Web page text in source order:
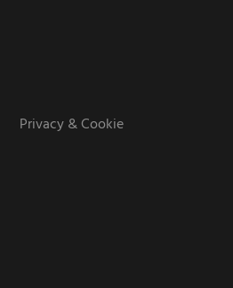
Privacy & Cookie